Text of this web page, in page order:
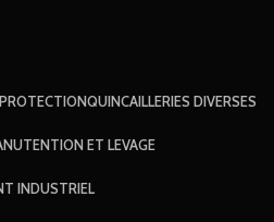
QUINCAILLERIES DIVERSES
ET LEVAGE
INDUSTRIEL